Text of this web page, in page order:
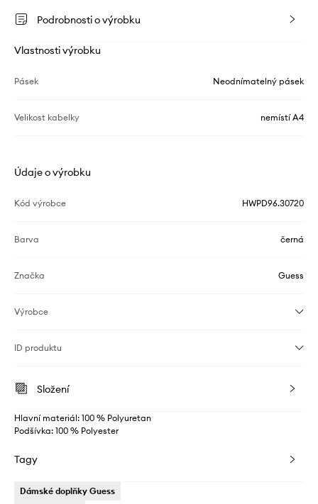
Podrobnosti o výrobku
Vlastnosti výrobku
Pásek Neodnímatelný pásek
Velikost kabelky nemístí A4
Údaje o výrobku
Kód výrobce HWPD96.30720
Barva černá
Značka Guess
Výrobce
ID produktu
Složení
Hlavní materiál: 100 % Polyuretan
Podšívka: 100 % Polyester
Tagy
Dámské doplňky Guess